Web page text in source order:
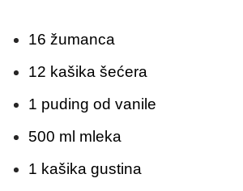
16 žumanca
12 kašika šećera
1 puding od vanile
500 ml mleka
1 kašika gustina